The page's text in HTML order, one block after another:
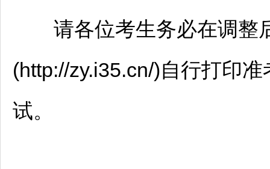
请各位考生务必在调整
(http://zy.i35.cn/)自行打印
试。